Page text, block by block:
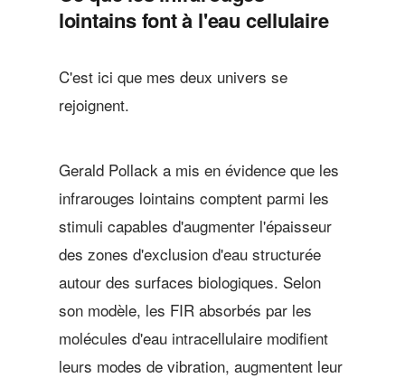
lointains font à l'eau cellulaire
C'est ici que mes deux univers se
rejoignent.
Gerald Pollack a mis en évidence que les
infrarouges lointains comptent parmi les
stimuli capables d'augmenter l'épaisseur
des zones d'exclusion d'eau structurée
autour des surfaces biologiques. Selon
son modèle, les FIR absorbés par les
molécules d'eau intracellulaire modifient
leurs modes de vibration, augmentent leur